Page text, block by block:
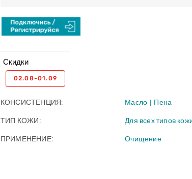
Скидки
02.08-01.09
КОНСИСТЕНЦИЯ Масло Пена
ТИП КОЖИ Для всех типов
ПРИМЕНЕНИЕ Очищение